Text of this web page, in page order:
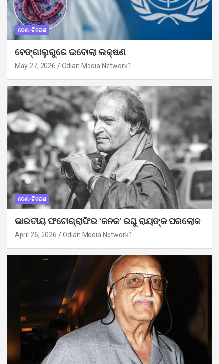
ଦେଶ-ବିଦେଶ
ବେଙ୍ଗାଲୁରୁରେ ଇବୋଲା ଲକ୍ଷଣ
May 27, 2026 Odian Media Network1
ଦେଶ-ବିଦେଶ
ଭାରତୀୟ ଫଟୋଗ୍ରାଫିର ‘ଜନକ’ ରଘୁ ରାୟଙ୍କ ପରଲୋକ
April 26, 2026 Odian Media Network1